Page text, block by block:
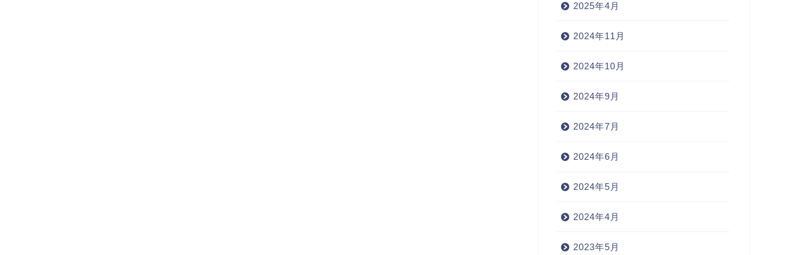
2025年4月
2024年11月
2024年10月
2024年9月
2024年7月
2024年6月
2024年5月
2024年4月
2023年5月